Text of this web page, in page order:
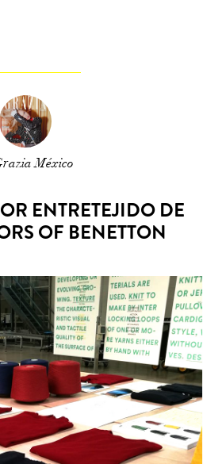
México
ENTRETEJIDO DE
OF BENETTON